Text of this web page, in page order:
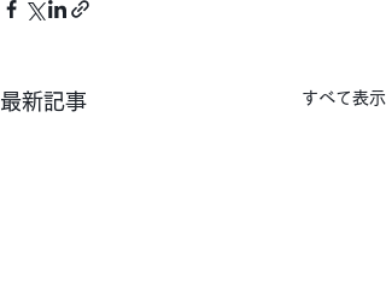
最新記事 すべて表示